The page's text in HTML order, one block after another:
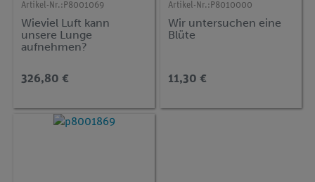
Artikel-Nr.: P8001069
Wieviel Luft kann
unsere Lunge
aufnehmen?
SMARTsense
326,80 €
Artikel-Nr.: P8010000
Wir untersuchen eine
Blüte
11,30 €